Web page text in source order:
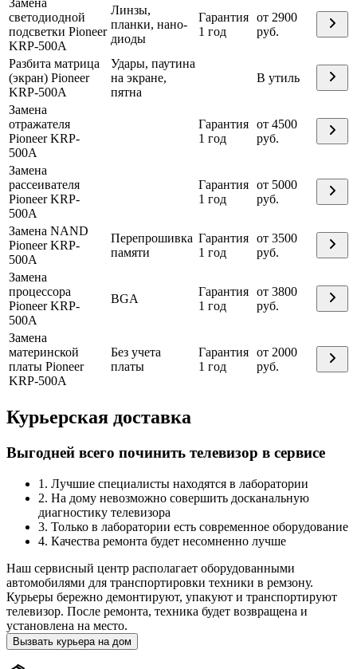
Замена
светодиодной
подсветки Pioneer
KRP-500A
Линзы,
планки, нано-
диоды
Гарантия
1 год
от 2900
руб.
Разбита матрица
(экран) Pioneer
KRP-500A
Удары, паутина
на экране,
пятна
В утиль
Замена
отражателя
Pioneer KRP-
500A
Гарантия
1 год
от 4500
руб.
Замена
рассеивателя
Pioneer KRP-
500A
Гарантия
1 год
от 5000
руб.
Замена NAND
Pioneer KRP-
500A
Перепрошивка
памяти
Гарантия
1 год
от 3500
руб.
Замена
процессора
Pioneer KRP-
500A
BGA
Гарантия
1 год
от 3800
руб.
Замена
материнской
платы Pioneer
KRP-500A
Без учета
платы
Гарантия
1 год
от 2000
руб.
Курьерская доставка
Выгодней всего починить телевизор в сервисе
1. Лучшие специалисты находятся в лаборатории
2. На дому невозможно совершить досканальную
диагностику телевизора
3. Только в лаборатории есть современное оборудование
4. Качества ремонта будет несомненно лучше
Наш сервисный центр располагает оборудованными
автомобилями для транспортировки техники в ремзону.
Курьеры бережно демонтируют, упакуют и транспортируют
телевизор. После ремонта, техника будет возвращена и
установлена на место.
Вызвать курьера на дом